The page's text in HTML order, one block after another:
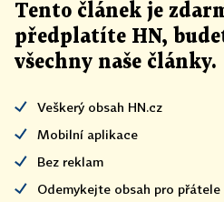
Tento článek je
předplatíte HN,
všechny naše články.
Veškerý obsah HN.cz
Mobilní aplikace
Bez reklam
Odemykejte obsah pro přátele